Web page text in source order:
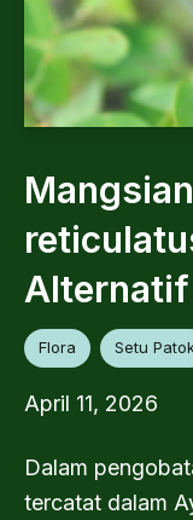
Alternatif
Flora Setu
April 11, 2026
Dalam
tercatat dalam